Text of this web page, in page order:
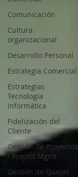
Comunicación
Cultura
organizacional
Desarrollo Personal
Estrategia Comercial
Estrategias
Tecnología
Informática
Fidelización del
Cliente
Gestión de Proyectos
/ Project Mgmt
Gestión de Quejas